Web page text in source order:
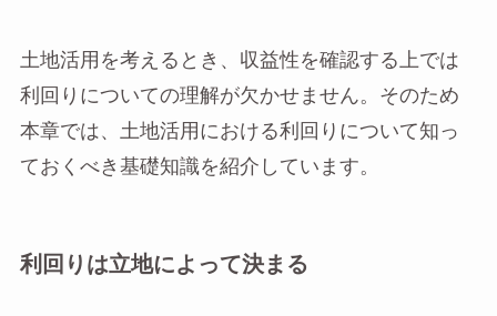
土地活用を考えるとき、収益性を確認する上では
利回りについての理解が欠かせません。そのため
本章では、土地活用における利回りについて知っ
ておくべき基礎知識を紹介しています。
利回りは立地によって決まる